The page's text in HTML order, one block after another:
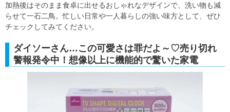
加熱後はそのまま食卓に出せるおしゃれなデザインで、洗い物も減
らせて一石二鳥。忙しい日常や一人暮らしの強い味方として、ぜひ
チェックしてみてください。
ダイソーさん…この可愛さは罪だよ～♡売り切れ
警報発令中！想像以上に機能的で驚いた家電